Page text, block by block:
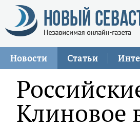
Новости Статьи
Клиновое